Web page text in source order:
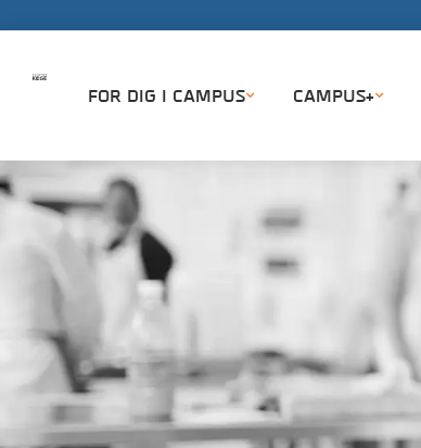
FOR DIG I CAMPUS CAMPUS+